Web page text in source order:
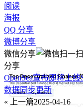
阅读
海报
QQ 分享
微博分享
微信分享
分享
OpenSea宣布即将上
数据同步更新
« 上一篇2025-04-16